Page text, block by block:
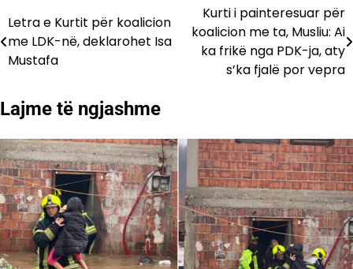
Lëvizje
te
Letra e Kurtit për koalicion
me LDK-në, deklarohet Isa
Mustafa
Kurti i painteresuar për
koalicion me ta, Musliu: Ai
ka frikë nga PDK-ja, aty
s’ka fjalë por vepra
Lajme të ngjashme